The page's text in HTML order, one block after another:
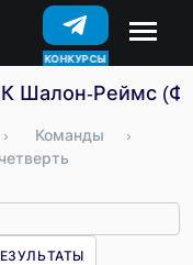
КОНКУРСЫ
Шалон-Реймс
› Команды
›